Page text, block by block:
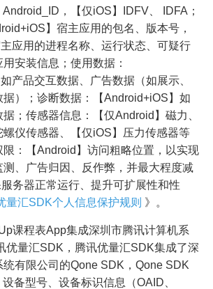
，【仅iOS】IDFV、 IDFA；
】宿主应用的包名、版本号，
主应用的进程名称、运行状态、可疑行
安装信息；使用数据：
产品交互数据、广告数据（如展示、
据）；诊断数据：【Android+iOS】如
；传感器信息：【仅Android】磁力、
螺仪传感器、【仅iOS】压力传感器等
：【Android】访问粗略位置，以实现
测、广告归因、反作弊，并最大程度减
务器正常运行、提升可扩展性和性
量汇SDK个人信息保护规则 》。
课程表App集成深圳市腾讯计算机系
优量汇SDK，腾讯优量汇SDK集成了深
有限公司的Qone SDK，Qone SDK
备型号、设备标识信息（OAID、